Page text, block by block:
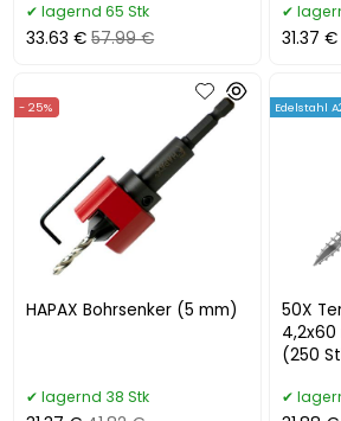
lagernd 65 Stk
33.63 € 57.99 € 31.37 €
HAPAX Bohrsenker (5 mm)
- 25%
lagernd 38 Stk
50X
4,2x60
(250
Edelstahl